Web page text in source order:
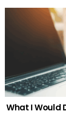
What I Would